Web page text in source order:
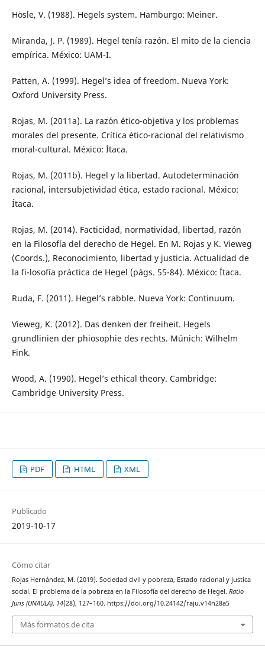
Hösle, V. (1988). Hegels system. Hamburgo: Meiner.
Miranda, J. P. (1989). Hegel tenía razón. El mito de la ciencia
empírica. México: UAM-I.
Patten, A. (1999). Hegel’s idea of freedom. Nueva York:
Oxford University Press.
Rojas, M. (2011a). La razón ético-objetiva y los problemas
morales del presente. Crítica ético-racional del relativismo
moral-cultural. México: Ítaca.
Rojas, M. (2011b). Hegel y la libertad. Autodeterminación
racional, intersubjetividad ética, estado racional. México:
Ítaca.
Rojas, M. (2014). Facticidad, normatividad, libertad, razón
en la Filosofía del derecho de Hegel. En M. Rojas y K. Vieweg
(Coords.), Reconocimiento, libertad y justicia. Actualidad de
la fi-losofía práctica de Hegel (págs. 55-84). México: Ítaca.
Ruda, F. (2011). Hegel’s rabble. Nueva York: Continuum.
Vieweg, K. (2012). Das denken der freiheit. Hegels
grundlinien der phiosophie des rechts. Múnich: Wilhelm
Fink.
Wood, A. (1990). Hegel’s ethical theory. Cambridge:
Cambridge University Press.
PDF HTML XML
Publicado
2019-10-17
Cómo citar
Rojas Hernández, M. (2019). Sociedad civil y pobreza, Estado racional y justica
social. El problema de la pobreza en la Filosofía del derecho de Hegel. Ratio
Juris (UNAULA), 14(28), 127–160. https://doi.org/10.24142/raju.v14n28a5
Más formatos de cita